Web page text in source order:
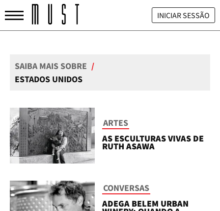
INICIAR SESSÃO
SAIBA MAIS SOBRE /
ESTADOS UNIDOS
ARTES
AS ESCULTURAS VIVAS DE
RUTH ASAWA
CONVERSAS
ADEGA BELEM URBAN